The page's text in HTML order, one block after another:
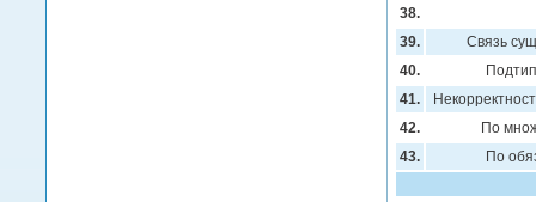
38.
39.
Связь
40.
41.
42.
По
43.
По